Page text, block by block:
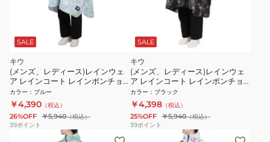
SALE
キウ
(メンズ、レディース)レインウェ
ア レインコート レインポンチョ
2ND K405-634
カラー ： ブルー
￥4,390 （税込）
26%OFF ￥5,940（税込）
39ポイント
SALE
キウ
(メンズ、レディース)レインウェ
ア レインコート レインポンチョ
2ND K405-616
カラー ： ブラック
￥4,398 （税込）
25%OFF ￥5,940（税込）
39ポイント